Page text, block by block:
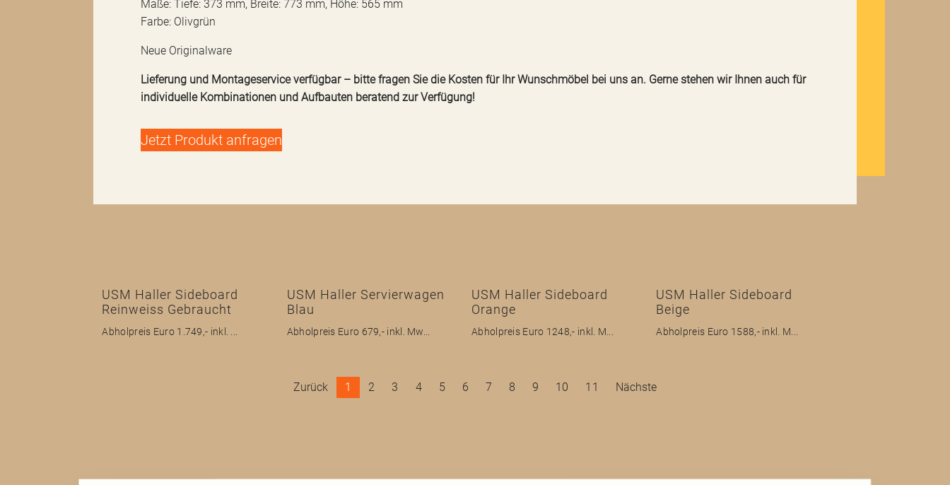
Maße: Tiefe: 373 mm, Breite: 773 mm, Höhe: 565 mm
Farbe: Olivgrün
Neue Originalware
Lieferung und Montageservice verfügbar – bitte fragen Sie die Kosten für Ihr Wunschmöbel bei uns an. Gerne stehen wir Ihnen auch für
individuelle Kombinationen und Aufbauten beratend zur Verfügung!
Jetzt Produkt anfragen
USM Haller Sideboard
Reinweiss Gebraucht
Abholpreis Euro 1.749,- inkl. ...
USM Haller Servierwagen
Blau
Abholpreis Euro 679,- inkl. Mw...
USM Haller Sideboard
Orange
Abholpreis Euro 1248,- inkl. M...
USM Haller Sideboard
Beige
Abholpreis Euro 1588,- inkl. M...
Zurück 1 2 3 4 5 6 7 8 9 10 11 Nächste